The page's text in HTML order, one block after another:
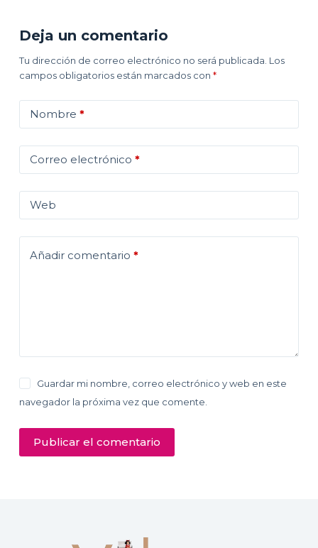
Deja un comentario
Tu dirección de correo electrónico no será publicada. Los
campos obligatorios están marcados con *
Nombre *
Correo electrónico *
Web
Añadir comentario *
Guardar mi nombre, correo electrónico y web en este
navegador la próxima vez que comente.
Publicar el comentario